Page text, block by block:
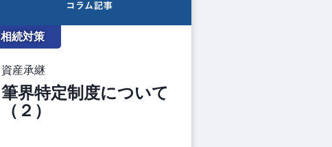
相続対策
資産承継
筆界特定制度について
（２）